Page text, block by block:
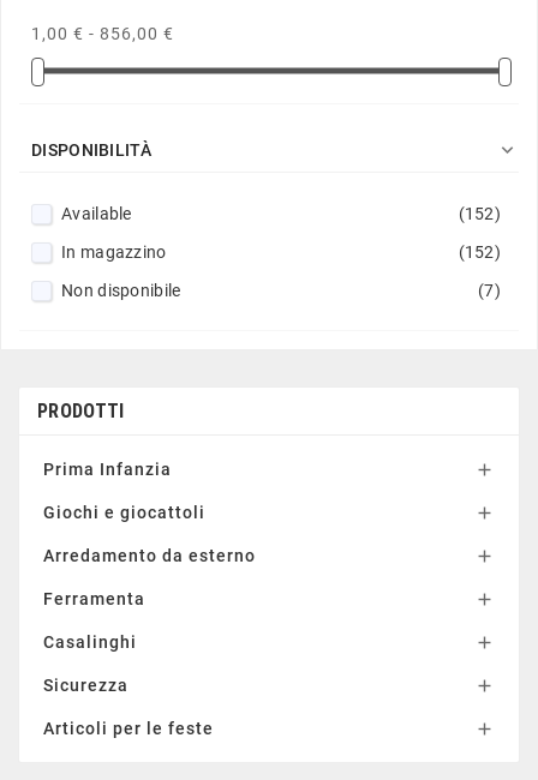
1,00 € - 856,00 €
DISPONIBILITÀ 
Available
(152)
In magazzino
(152)
Non disponibile
(7)
PRODOTTI
Prima Infanzia 
Giochi e giocattoli 
Arredamento da esterno 
Ferramenta 
Casalinghi 
Sicurezza 
Articoli per le feste 